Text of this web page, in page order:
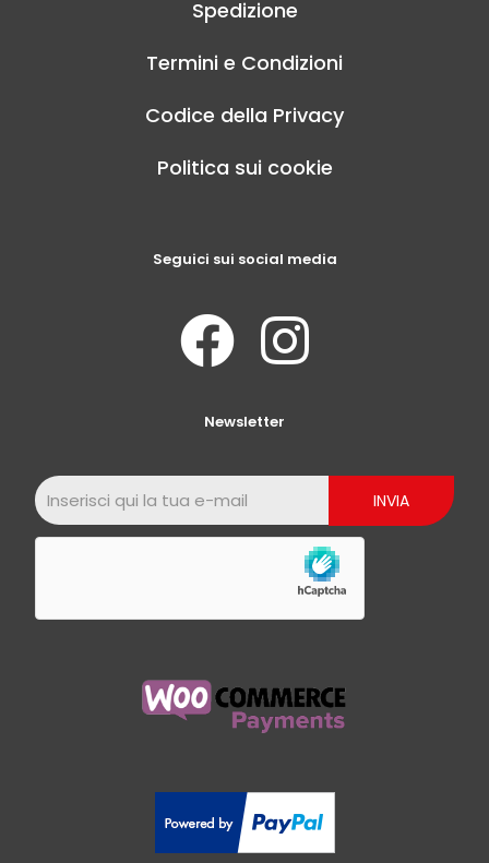
Spedizione
Termini e Condizioni
Codice della Privacy
Politica sui cookie
Seguici sui social media
Newsletter